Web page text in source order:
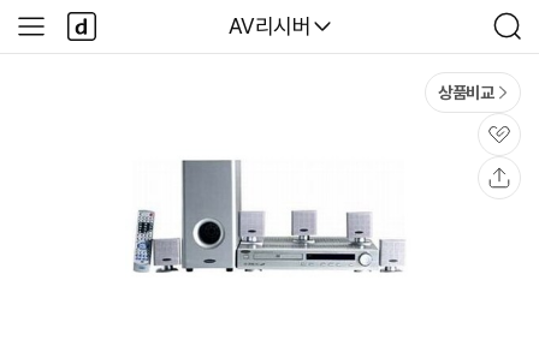
다나와
AV리시버
검
색
사
이
다
나
와
상품비교
관
심